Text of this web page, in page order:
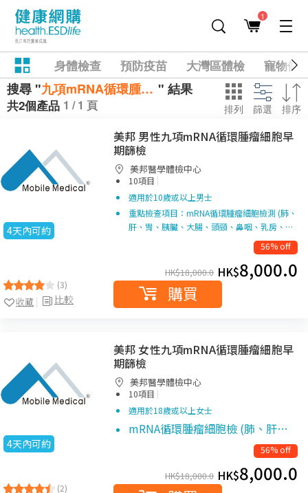
1
身體檢查 預防疫苗 大灣區體檢 寵物健
搜尋 " 九項mRNA循環腫瘤細胞早期篩檢 " 結果
共2個產品 1 / 1 頁 排列 篩選 排序
4天內可約
(3)
比較
收藏
美邦 男性九項mRNA循環腫瘤細胞早
期篩檢
美邦醫學體檢中心
10項目 |
適用於10歲或以上男士
重點檢查項目：mRNA循環腫瘤細胞檢測 (肺、
肝、胃、胰臟、大腸、頭頸、鼻咽、乳房、…
56% off
HK$18,000.0 HK$8,000.0
購買
4天內可約
(2)
美邦 女性九項mRNA循環腫瘤細胞早
期篩檢
美邦醫學體檢中心
10項目 |
適用於18歲或以上女士
mRNA循環腫瘤細胞檢 (肺、肝…
56% off
HK$18,000.0 HK$8,000.0